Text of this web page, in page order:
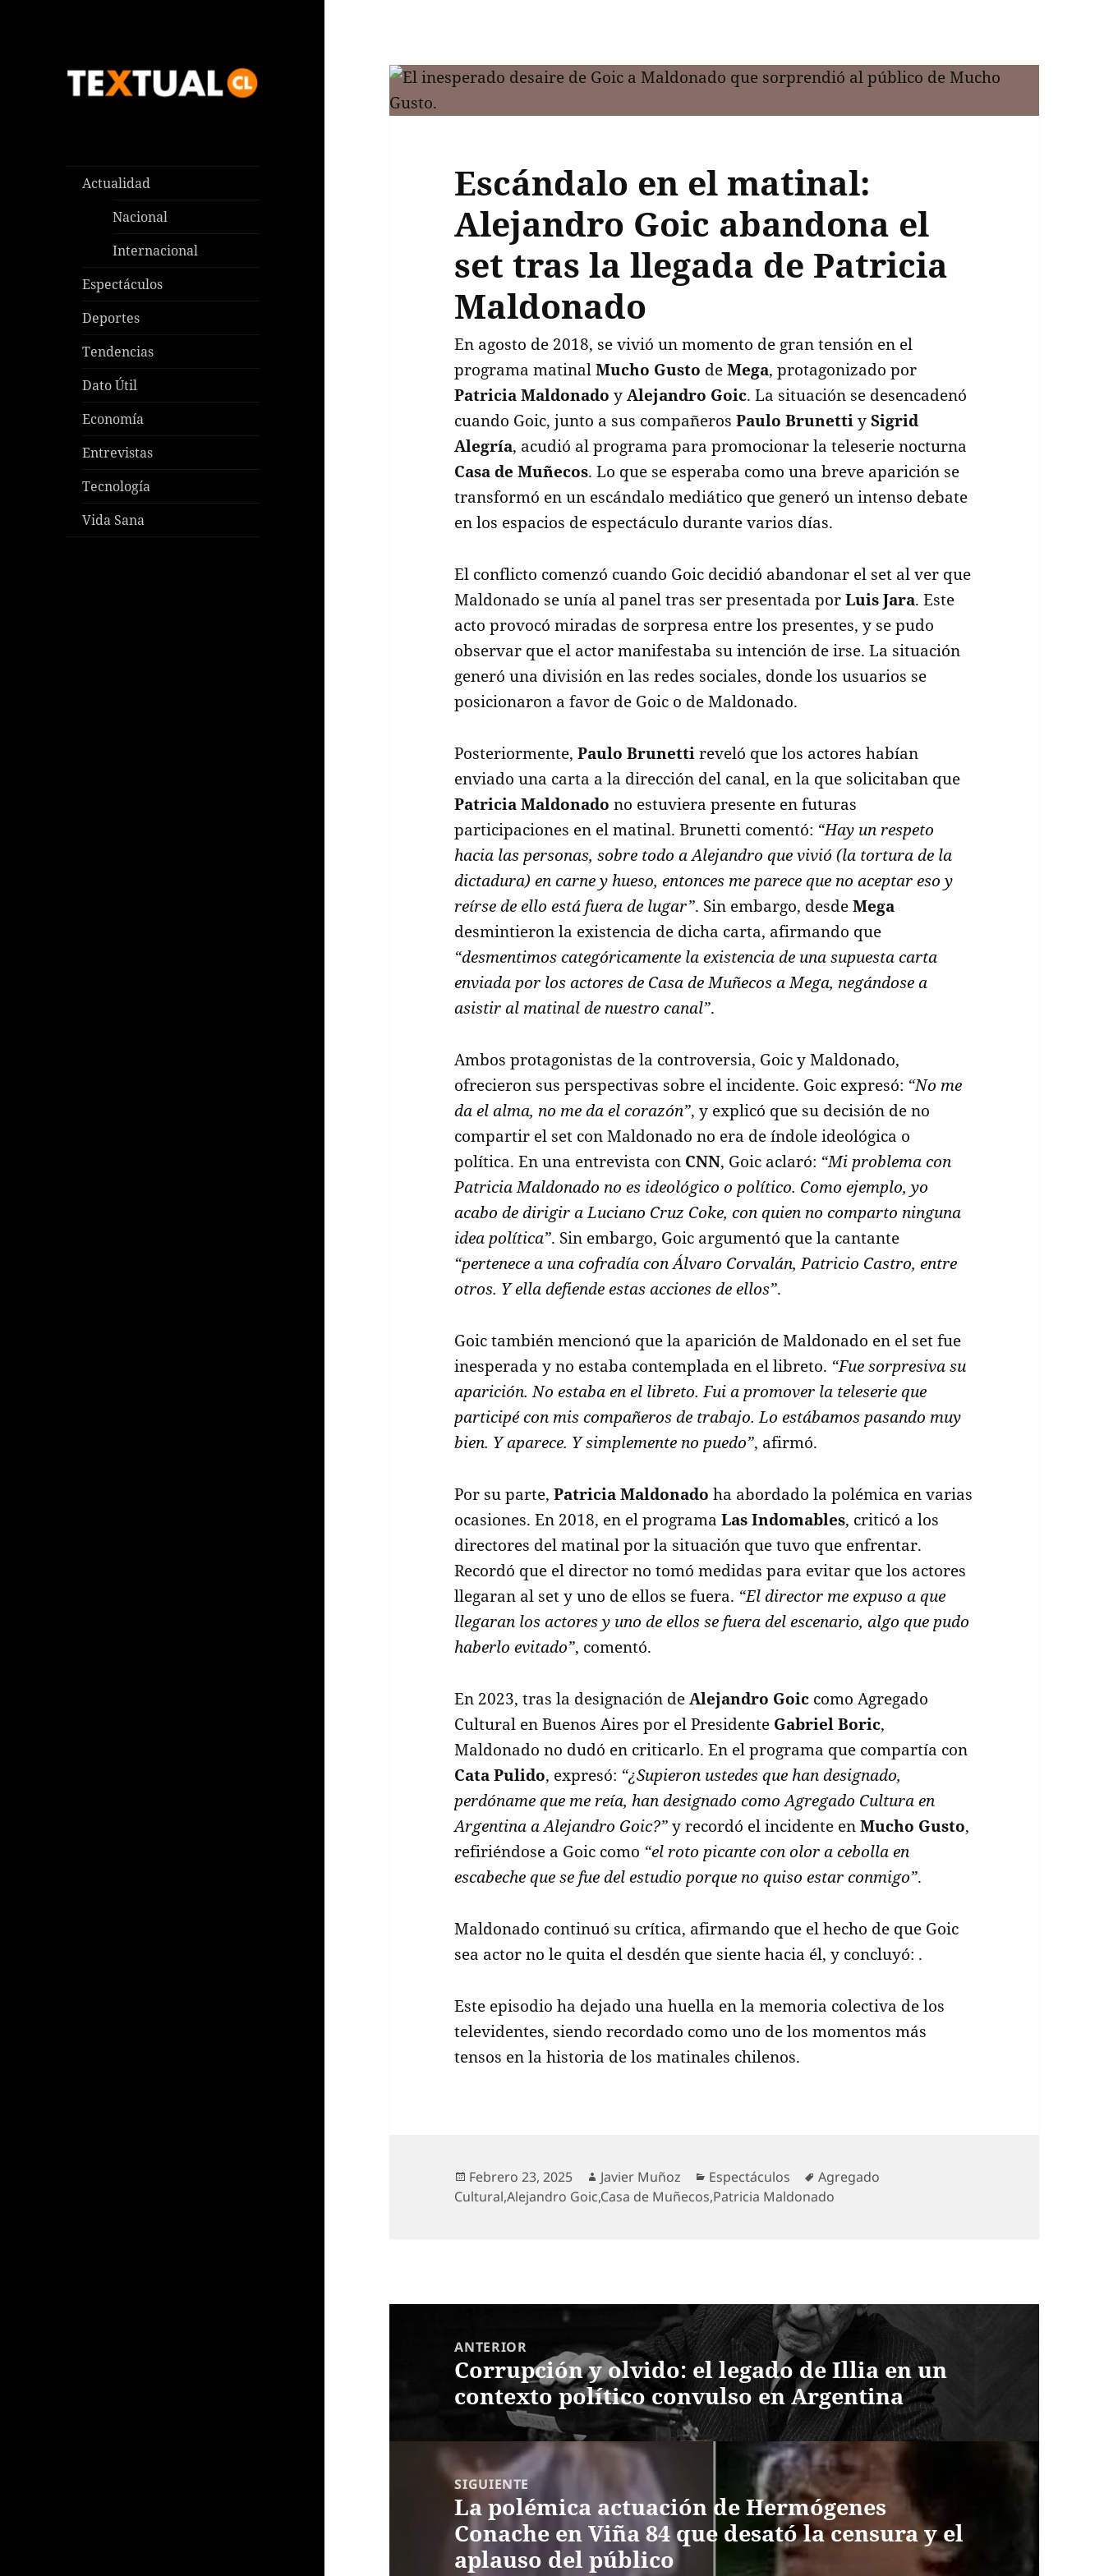
Actualidad
Nacional
Internacional
Espectáculos
Deportes
Tendencias
Dato Útil
Economía
Entrevistas
Tecnología
Vida Sana
Escándalo en el matinal:
Alejandro Goic abandona el
set tras la llegada de Patricia
Maldonado
En agosto de 2018, se vivió un momento de gran tensión en el
programa matinalMucho Gusto deMega, protagonizado por
Patricia Maldonado yAlejandro Goic. La situación se desencadenó
cuando Goic, junto a sus compañerosPaulo BrunettiySigrid
Alegría, acudió al programa para promocionar la teleserie nocturna
Casa de Muñecos. Lo que se esperaba como una breve aparición se
transformó en un escándalo mediático que generó un intenso debate
en los espacios de espectáculo durante varios días.
El conflicto comenzó cuando Goic decidió abandonar el set al ver que
Maldonado se unía al panel tras ser presentada porLuis Jara. Este
acto provocó miradas de sorpresa entre los presentes, y se pudo
observar que el actor manifestaba su intención de irse. La situación
generó una división en las redes sociales, donde los usuarios se
posicionaron a favor de Goic o de Maldonado.
Posteriormente,Paulo Brunettireveló que los actores habían
enviado una carta a la dirección del canal, en la que solicitaban que
Patricia Maldonado no estuviera presente en futuras
participaciones en el matinal. Brunetti comentó: “Hay un respeto
hacia las personas, sobre todo a Alejandro que vivió (la tortura de la
dictadura) en carne y hueso, entonces me parece que no aceptar eso y
reírse de ello está fuera de lugar”. Sin embargo, desdeMega
desmintieron la existencia de dicha carta, afirmando que
“desmentimos categóricamente la existencia de una supuesta carta
enviada por los actores de Casa de Muñecos a Mega, negándose a
asistir al matinal de nuestro canal”.
Ambos protagonistas de la controversia, Goic y Maldonado,
ofrecieron sus perspectivas sobre el incidente. Goic expresó: “No me
da el alma, no me da el corazón”, y explicó que su decisión de no
compartir el set con Maldonado no era de índole ideológica o
política. En una entrevista con CNN, Goic aclaró: “Mi problema con
Patricia Maldonado no es ideológico o político. Como ejemplo, yo
acabo de dirigir a Luciano Cruz Coke, con quien no comparto ninguna
idea política”. Sin embargo, Goic argumentó que la cantante
“pertenece a una cofradía con Álvaro Corvalán, Patricio Castro, entre
otros. Y ella defiende estas acciones de ellos”.
Goic también mencionó que la aparición de Maldonado en el set fue
inesperada y no estaba contemplada en el libreto. “Fue sorpresiva su
aparición. No estaba en el libreto. Fui a promover la teleserie que
participé con mis compañeros de trabajo. Lo estábamos pasando muy
bien. Y aparece. Y simplemente no puedo”, afirmó.
Por su parte,Patricia Maldonado ha abordado la polémica en varias
ocasiones. En 2018, en el programaLas Indomables, criticó a los
directores del matinal por la situación que tuvo que enfrentar.
Recordó que el director no tomó medidas para evitar que los actores
llegaran al set y uno de ellos se fuera. “El director me expuso a que
llegaran los actores y uno de ellos se fuera del escenario, algo que pudo
haberlo evitado”, comentó.
En 2023, tras la designación deAlejandro Goic como Agregado
Cultural en Buenos Aires por el Presidente Gabriel Boric,
Maldonado no dudó en criticarlo. En el programa que compartía con
Cata Pulido, expresó: “¿Supieron ustedes que han designado,
perdóname que me reía, han designado como Agregado Cultura en
Argentina a Alejandro Goic?”y recordó el incidente enMucho Gusto,
refiriéndose a Goic como “el roto picante con olor a cebolla en
escabeche que se fue del estudio porque no quiso estar conmigo”.
Maldonado continuó su crítica, afirmando que el hecho de que Goic
sea actor no le quita el desdén que siente hacia él, y concluyó: .
Este episodio ha dejado una huella en la memoria colectiva de los
televidentes, siendo recordado como uno de los momentos más
tensos en la historia de los matinales chilenos.
Publicado
el
Febrero 23, 2025 Autor
Javier Muñoz Categorías
Espectáculos Etiquetas
Agregado
Cultural,Alejandro Goic,Casa de Muñecos,Patricia Maldonado
entradas
ANTERIOR
Entrada
anterior:
Corrupción y olvido: el legado de Illia en un
contexto político convulso en Argentina
SIGUIENTE
Entrada
siguiente:
La polémica actuación de Hermógenes
Conache en Viña 84 que desató la censura y el
aplauso del público